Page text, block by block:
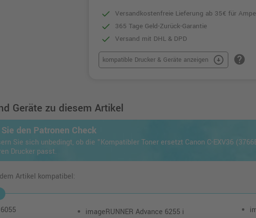
Versandkostenfreie Lieferung ab 35€ für
365 Tage Geld-Zurück-Garantie
Versand mit DHL & DPD
kompatible Drucker & Geräte anzeigen arrow_circle_down help
Geräte zu diesem Artikel
den Patronen Check
Sie sich unbedingt, ob die "Kompatibler Toner ersetzt Canon C-EXV36
Drucker passt.
Artikel kompatibel:
imageRUNNER Advance 6255 i